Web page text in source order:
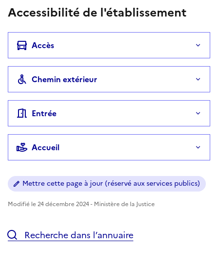
Accessibilité de l'établissement
Accès
Chemin extérieur
Entrée
Accueil
Mettre cette page à jour (réservé aux services publics)
Modifié le 24 décembre 2024 - Ministère de la Justice
Recherche dans l’annuaire